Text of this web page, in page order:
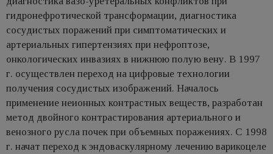
гидронефротической трансформации, диагностика
сосудистых поражений при симптоматических и
артериальных гипертензиях при нефроптозе,
онкологических инвазиях в нижнюю полую вену. В 1997
г. осуществлен переход на цифровые технологии
получения сосудистых изображений. Началось
применение неионных контрастных веществ, разработан
метод двойного контрастирования артериального и
венозного русла почек при объемных поражениях. С 1998
г. начат переход к эндоваскулярному лечению варикоцеле